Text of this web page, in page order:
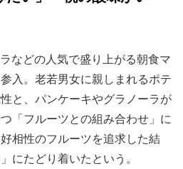
などの人気で盛り上がる朝食マ
入。老若男女に親しまれるポテ
と、パンケーキやグラノーラが
「フルーツとの組み合わせ」に
相性のフルーツを追求した結
にたどり着いたという。